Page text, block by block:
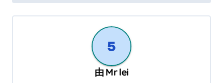
由 Mr lei